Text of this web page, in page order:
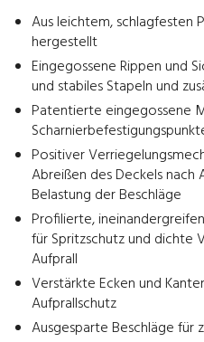
Aus leichtem, schlagfesten
hergestellt
Eingegossene Rippen und
und stabiles Stapeln und
Patentierte eingegossene
Positiver
Abreißen des Deckels
Belastung der Beschläge
Profilierte,
für Spritzschutz und dichte
Aufprall
Verstärkte Ecken und
Aufprallschutz
Ausgesparte Beschläge für